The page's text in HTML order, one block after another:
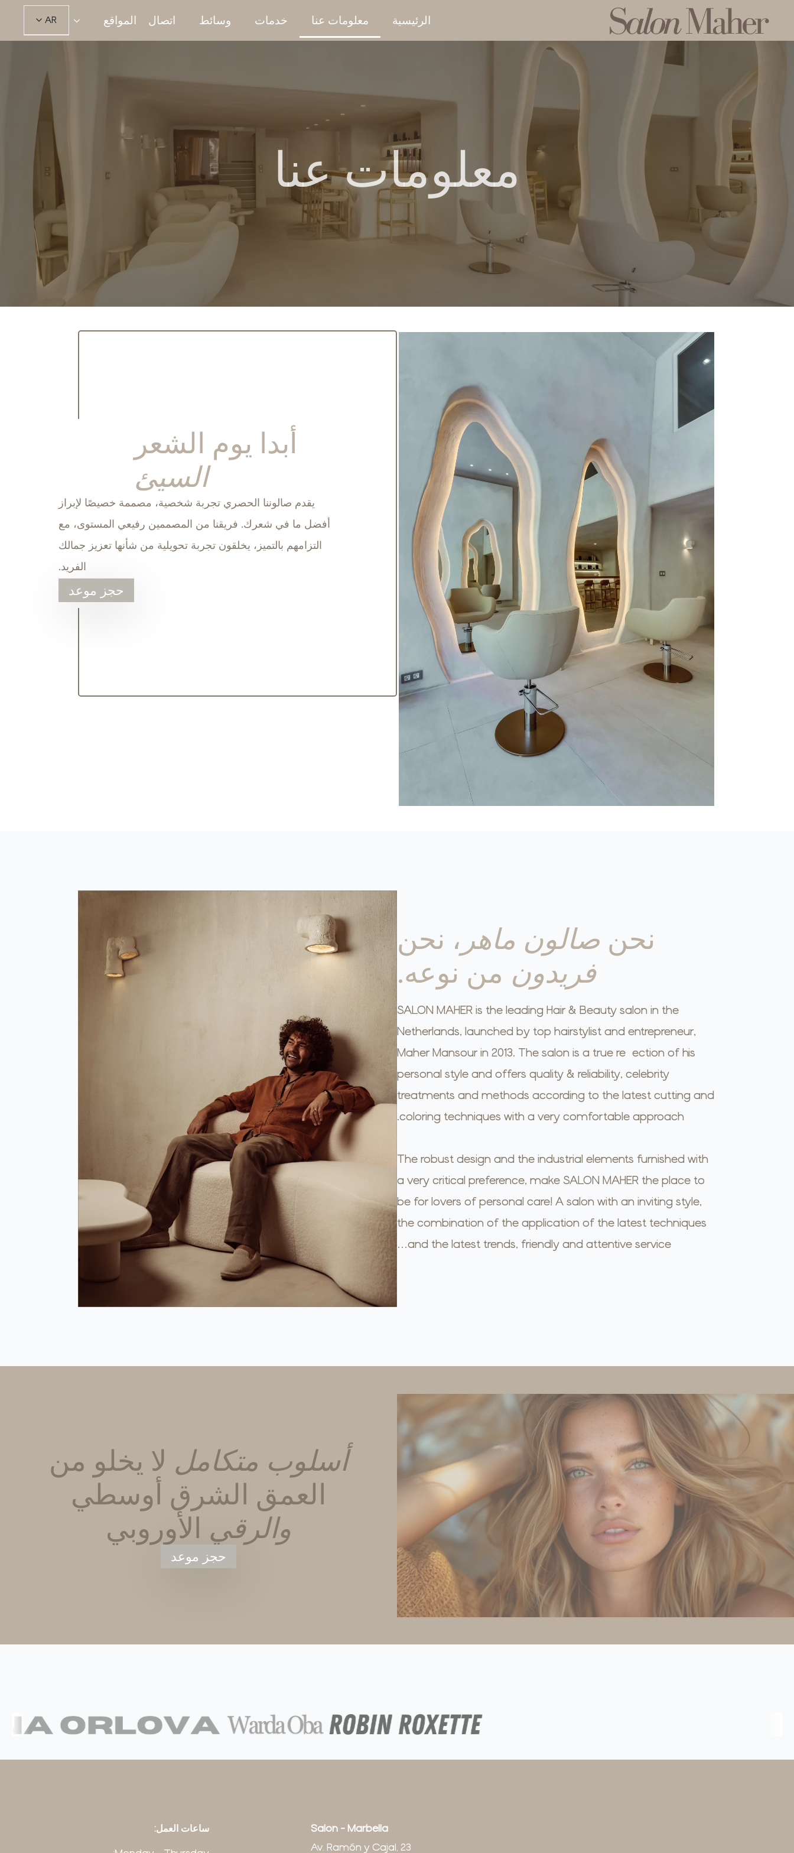
الرئيسية معلومات عنا خدمات وسائط اتصال المواقع AR
معلومات عنا
أبدا يوم الشعر
السيئ
يقدم صالوننا الحصري تجربة شخصية، مصممة خصيصًا لإبراز
أفضل ما في شعرك. فريقنا من المصممين رفيعي المستوى، مع
التزامهم بالتميز، يخلقون تجربة تحويلية من شأنها تعزيز جمالك
الفريد.
حجز موعد
نحن صالون ماهر ، نحن
فريدون من نوعه.
SALON MAHER is the leading Hair & Beauty salon in the
Netherlands, launched by top hairstylist and entrepreneur,
Maher Mansour in 2013. The salon is a true reflection of his
personal style and offers quality & reliability, celebrity
treatments and methods according to the latest cutting and
coloring techniques with a very comfortable approach.
The robust design and the industrial elements furnished with
a very critical preference, make SALON MAHER the place to
be for lovers of personal care! A salon with an inviting style,
the combination of the application of the latest techniques
and the latest trends, friendly and attentive service…
أسلوب متكامل لا يخلو من
العمق الشرق أوسطي
والرقي الأوروبي
حجز موعد
Salon - Marbella
Av. Ramón y Cajal, 23
ساعات العمل: